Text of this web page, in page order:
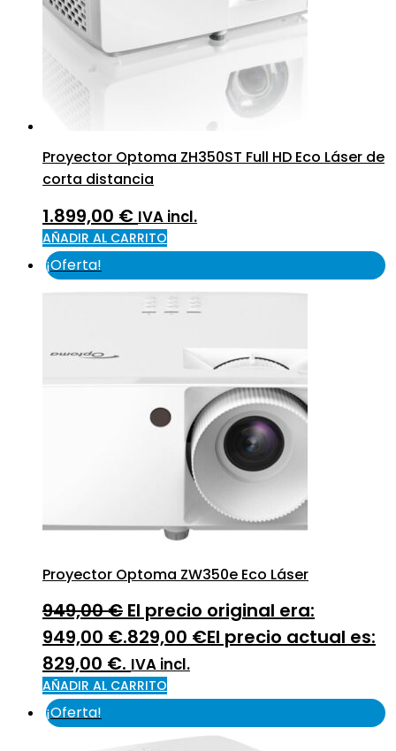
Proyector Optoma ZH350ST Full HD Eco Láser de
corta distancia
1.899,00 € IVA incl.
AÑADIR AL CARRITO
¡Oferta!
Proyector Optoma ZW350e Eco Láser
949,00€ El precio original era:
949,00 €.829,00 €El precio actual es:
829,00 €. IVA incl.
AÑADIR AL CARRITO
¡Oferta!